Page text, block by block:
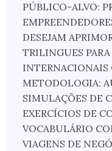
PÚBLICO-ALVO:
DESEJAM
TRILINGUES
INTERNACIONAIS
METODOLOGIA:
SIMULAÇÕES DE
EXERCÍCIOS DE
VOCABULÁRIO
VIAGENS DE